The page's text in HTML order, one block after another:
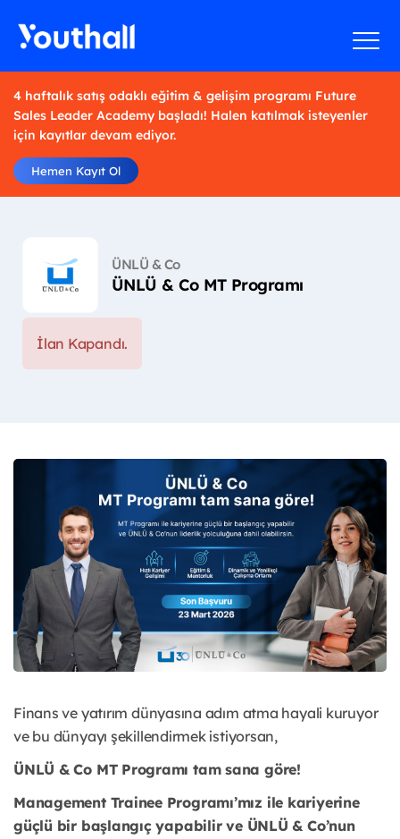
4 haftalık satış odaklı eğitim & gelişim programı Future
Sales Leader Academy başladı! Halen katılmak isteyenler
için kayıtlar devam ediyor.
Hemen Kayıt Ol
ÜNLÜ & Co
ÜNLÜ & Co MT Programı
İlan Kapandı.
Finans ve yatırım dünyasına adım atma hayali kuruyor
ve bu dünyayı şekillendirmek istiyorsan,
ÜNLÜ & Co MT Programı tam sana göre!
Management Trainee Programı’mız ile kariyerine
güçlü bir başlangıç yapabilir ve ÜNLÜ & Co’nun